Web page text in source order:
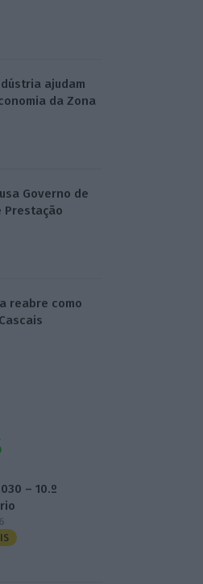
ajudam
da Zona
Governo de
Prestação
reabre como
– 10.º